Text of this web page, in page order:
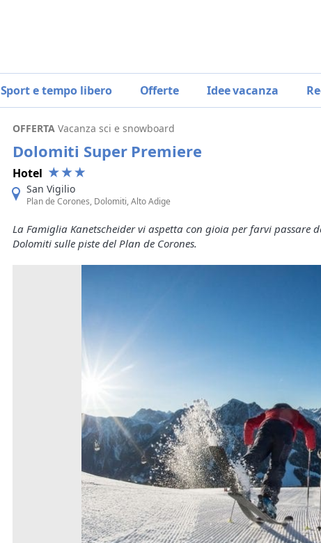
Sport e tempo libero Offerte Idee vacanza
OFFERTA Vacanza sci e snowboard
Dolomiti Super Premiere
Hotel
San Vigilio
Plan de Corones, Dolomiti, Alto Adige
La Famiglia Kanetscheider vi aspetta con gioia per farvi passare
Dolomiti sulle piste del Plan de Corones.